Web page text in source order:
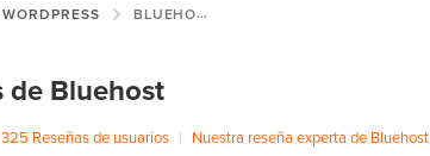
BLUEHOST
de Bluehost
325 Reseñas de usuarios | Nuestra reseña experta de Bluehost